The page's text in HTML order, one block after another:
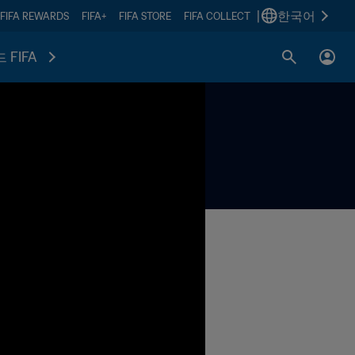
FIFA REWARDS FIFA+ FIFA STORE FIFA COLLECT 한국어
FIFA